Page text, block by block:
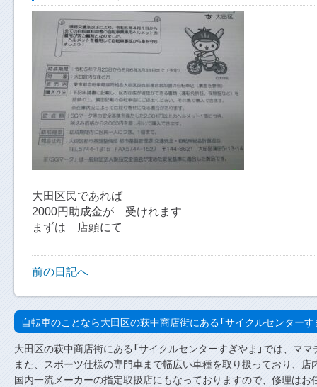
大田区民であれば
2000円助成金が 受けれます
まずは 店頭にて
前の日記へ
自転車のことなら大田区の萩中商店街にある「サイクルセンターす
大田区の萩中商店街にある「サイクルセンターすぎやま」では、
また、スポーツ仕様の専門車まで幅広い車種を取り扱っており、
国内一流メーカーの指定取扱店にもなっておりますので、修理はお